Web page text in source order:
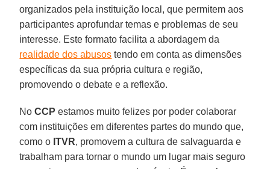
organizados pela instituição local, que permitem aos
participantes aprofundar temas e problemas de seu
interesse. Este formato facilita a abordagem da
realidade dos abusos tendo em conta as dimensões
específicas da sua própria cultura e região,
promovendo o debate e a reflexão.
NoCCP estamos muito felizes por poder colaborar
com instituições em diferentes partes do mundo que,
como o ITVR, promovem a cultura de salvaguarda e
trabalham para tornar o mundo um lugar mais seguro